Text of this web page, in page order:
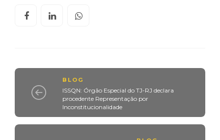
BLOG
ISSQN: Órgão Especial do TJ-RJ declara
procedente Representação por
Inconstitucionalidade